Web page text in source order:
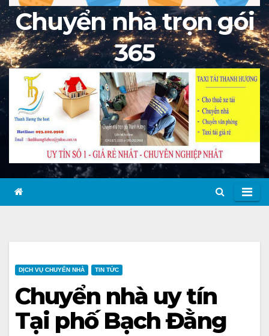
Chuyển nhà trọn gói
365
DỊCH VỤ CHUYỂN NHÀ TIN TỨC
Chuyển nhà uy tín
Tại phố Bạch Đằng